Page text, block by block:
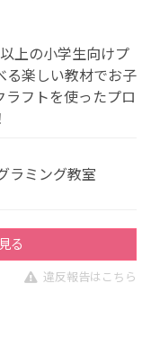
上の小学生向けプ
る楽しい教材でお子
フトを使ったプロ
ラミング教室
る
違反報告はこちら